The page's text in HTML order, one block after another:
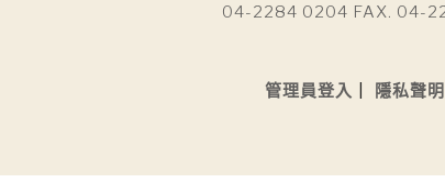
04-2284 0204 FAX. 04-
管理員登入 隱私聲